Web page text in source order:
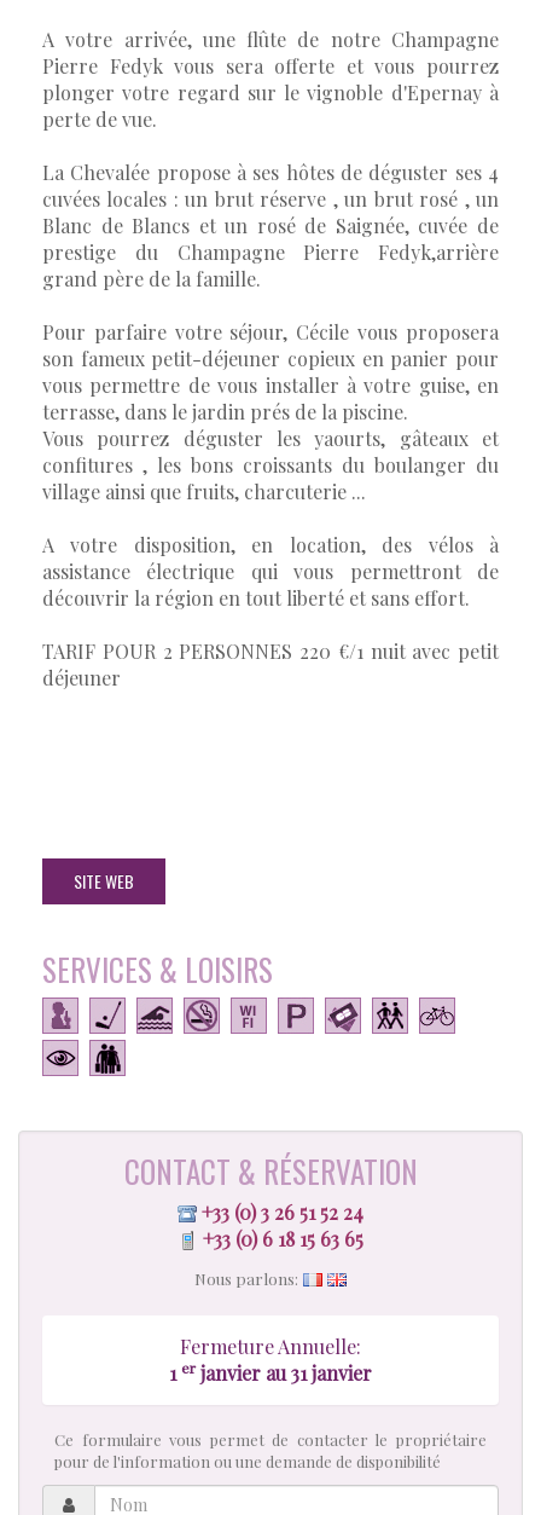
A votre arrivée, une flûte de notre Champagne
Pierre Fedyk vous sera offerte et vous pourrez
plonger votre regard sur le vignoble d'Epernay à
perte de vue.
La Chevalée propose à ses hôtes de déguster ses 4
cuvées locales : un brut réserve , un brut rosé , un
Blanc de Blancs et un rosé de Saignée, cuvée de
prestige du Champagne Pierre Fedyk,arrière
grand père de la famille.
Pour parfaire votre séjour, Cécile vous proposera
son fameux petit-déjeuner copieux en panier pour
vous permettre de vous installer à votre guise, en
terrasse, dans le jardin prés de la piscine.
Vous pourrez déguster les yaourts, gâteaux et
confitures , les bons croissants du boulanger du
village ainsi que fruits, charcuterie ...
A votre disposition, en location, des vélos à
assistance électrique qui vous permettront de
découvrir la région en tout liberté et sans effort.
TARIF POUR 2 PERSONNES 220 €/1 nuit avec petit
déjeuner
SITE WEB
SERVICES & LOISIRS
CONTACT & RÉSERVATION
+33 (0) 3 26 51 52 24
+33 (0) 6 18 15 63 65
Nous parlons:
Fermeture Annuelle:
1 erjanvier au 31 janvier
Ce formulaire vous permet de contacter le propriétaire
pour de l'information ou une demande de disponibilité
Nom